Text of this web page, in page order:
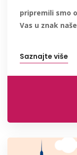
pripremili smo
Vas u znak
Saznajte više